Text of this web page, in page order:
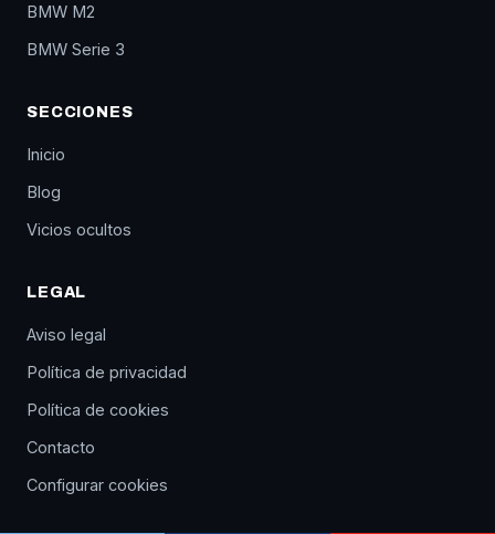
BMW M2
BMW Serie 3
SECCIONES
Inicio
Blog
Vicios ocultos
LEGAL
Aviso legal
Política de privacidad
Política de cookies
Contacto
Configurar cookies